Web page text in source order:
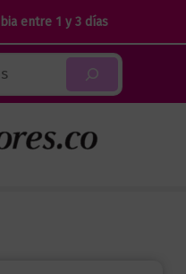
entre 1 y 3 días